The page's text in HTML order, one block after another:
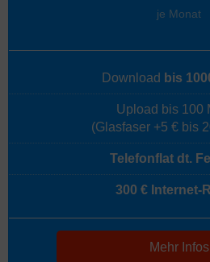
je Monat
Download bis
Upload bis 100
(Glasfaser +5 € bis
Telefonflat dt.
300 € Internet-
Mehr Infos